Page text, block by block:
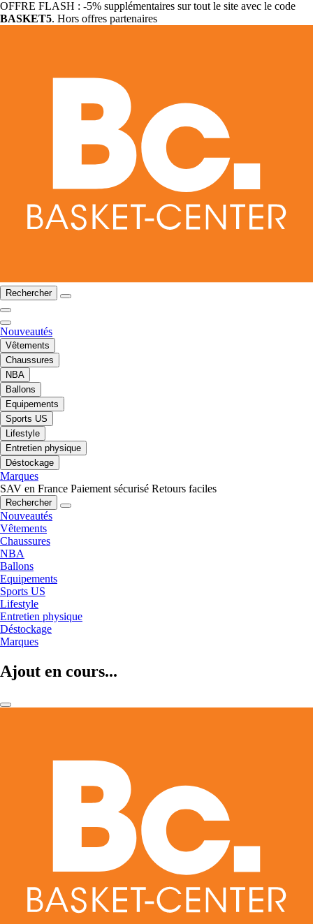
OFFRE FLASH : -5% supplémentaires sur tout le site avec le code
BASKET5. Hors offres partenaires
Rechercher
Nouveautés
Vêtements
Chaussures
NBA
Ballons
Equipements
Sports US
Lifestyle
Entretien physique
Déstockage
Marques
SAV en France Paiement sécurisé Retours faciles
Rechercher
Nouveautés
Vêtements
Chaussures
NBA
Ballons
Equipements
Sports US
Lifestyle
Entretien physique
Déstockage
Marques
Ajout en cours...